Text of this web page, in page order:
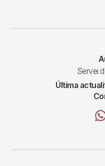
Servei
Última